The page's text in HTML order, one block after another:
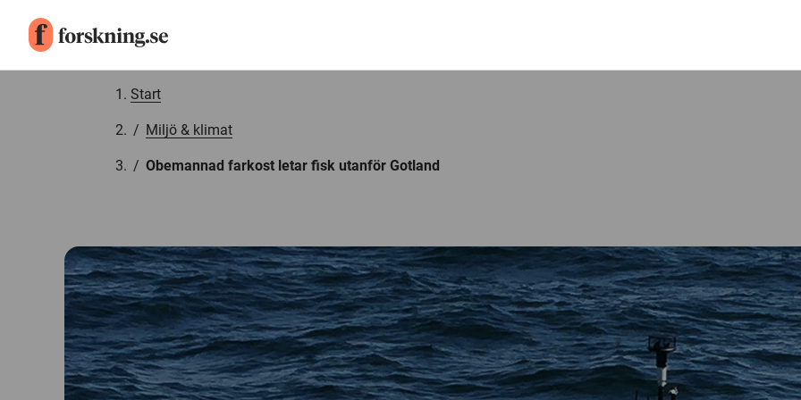
Start
/ Miljö & klimat
/ Obemannad farkost letar fisk utanför Gotland